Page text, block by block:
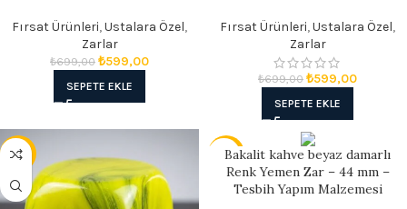
Fırsat Ürünleri,Ustalara Özel,
Zarlar
₺699,00 ₺599,00
SEPETE EKLE
Fırsat Ürünleri,Ustalara Özel,
Zarlar
₺699,00 ₺599,00
SEPETE EKLE
- 17% - 17%
Bakalit kahve beyaz damarlı
Renk Yemen Zar – 44 mm –
Tesbih Yapım Malzemesi